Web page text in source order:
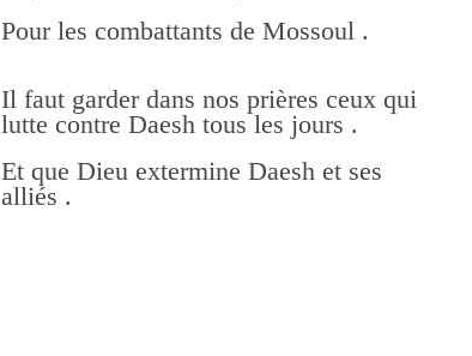
Pour les combattants de Mossoul .
Il faut garder dans nos prières ceux qui
lutte contre Daesh tous les jours .
Et que Dieu extermine Daesh et ses
alliés .